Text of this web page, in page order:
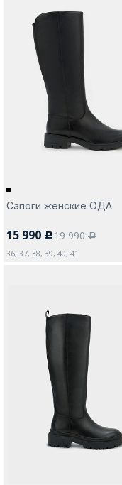
Покупателям
Сапоги женские ОДА
15 990 c19 990a
36, 37, 38, 39, 40, 41